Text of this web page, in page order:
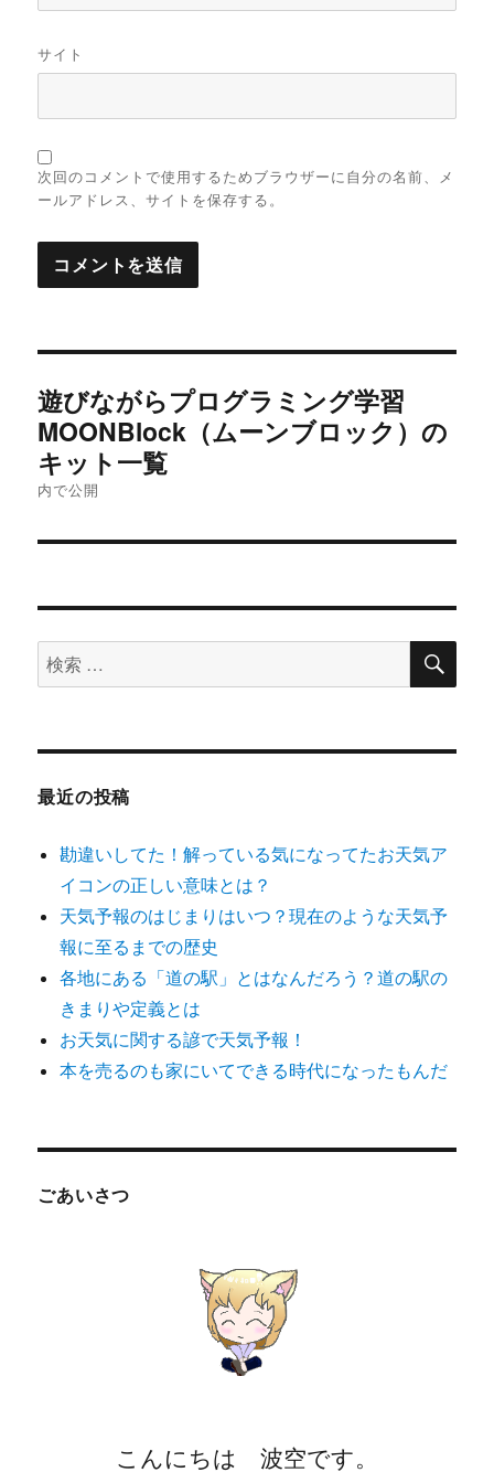
サイト
次回のコメントで使用するためブラウザーに自分の名前、メ
ールアドレス、サイトを保存する。
稿
ナ
ー
シ
ョ
ン
遊びながらプログラミング学習
MOONBlock（ムーンブロック）の
キット一覧
内で公開
検
索
象:
検
最近の投稿
勘違いしてた！解っている気になってたお天気ア
イコンの正しい意味とは？
天気予報のはじまりはいつ？現在のような天気予
報に至るまでの歴史
各地にある「道の駅」とはなんだろう？道の駅の
きまりや定義とは
お天気に関する諺で天気予報！
本を売るのも家にいてできる時代になったもんだ
ごあいさつ
こんにちは 波空です。